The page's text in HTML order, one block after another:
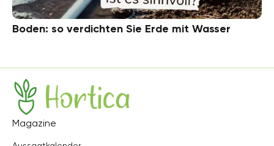
Boden: so verdichten Sie Erde mit Wasser
Hortica
Magazine